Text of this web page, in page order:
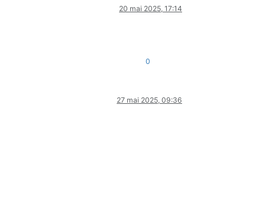
20 mai 2025, 17:14
0
27 mai 2025, 09:36